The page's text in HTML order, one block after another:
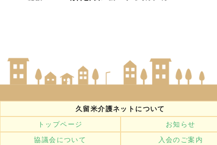
久留米介護ネットについて
トップページ
お知らせ
協議会について
入会のご案内